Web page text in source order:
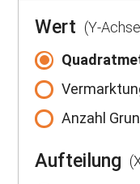
Wert (Y-
Anzahl
Aufteilung